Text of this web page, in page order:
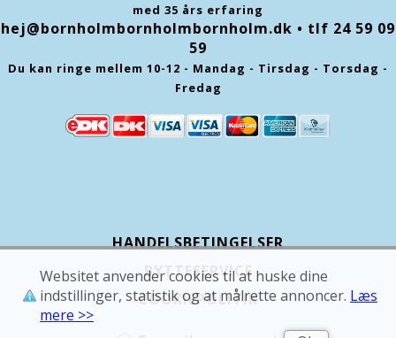
med 35 års erfaring
hej@bornholmbornholmbornholm.dk • tlf 24 59 09
59
Du kan ringe mellem 10-12 - Mandag - Tirsdag - Torsdag -
Fredag
HANDELSBETINGELSER
BYTTESERVICE
COOKIEPOLITIK
Websitet anvender cookies til at huske dine
indstillinger, statistik og at målrette annoncer. Læs
mere >>